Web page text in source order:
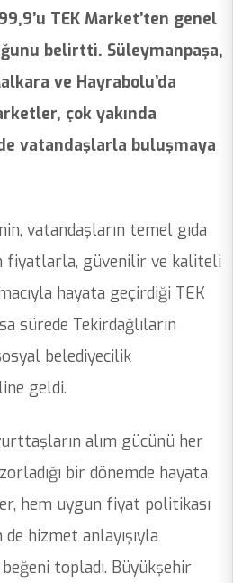
TEK Market’ten genel
belirtti. Süleymanpaşa,
ve Hayrabolu’da
çok yakında
vatandaşlarla buluşmaya
vatandaşların temel gıda
fiyatlarla, güvenilir ve kaliteli
hayata geçirdiği TEK
sürede Tekirdağlıların
belediyecilik
geldi.
alım gücünü her
bir dönemde hayata
hem uygun fiyat politikası
hizmet anlayışıyla
topladı. Büyükşehir